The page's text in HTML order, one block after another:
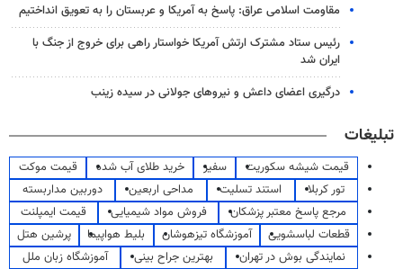
مقاومت اسلامی عراق: پاسخ به آمریکا و عربستان را به تعویق انداختیم
رئیس ستاد مشترک ارتش آمریکا خواستار راهی برای خروج از جنگ با
ایران شد
درگیری اعضای داعش و نیروهای جولانی در سیده زینب
تبلیغات
قیمت شیشه سکوریت سفیر خرید طلای آب شده
قیمت موکت
تور کربلا
استند تسلیت مداحی اربعین
دوربین مداربسته
مرجع پاسخ معتبر پزشکان
فروش مواد شیمیایی
قیمت ایمپلنت
قطعات لباسشویی
آموزشگاه تیزهوشان بلیط هواپیما
پرشین هتل
نمایندگی بوش در تهران
بهترین جراح بینی
آموزشگاه زبان ملل